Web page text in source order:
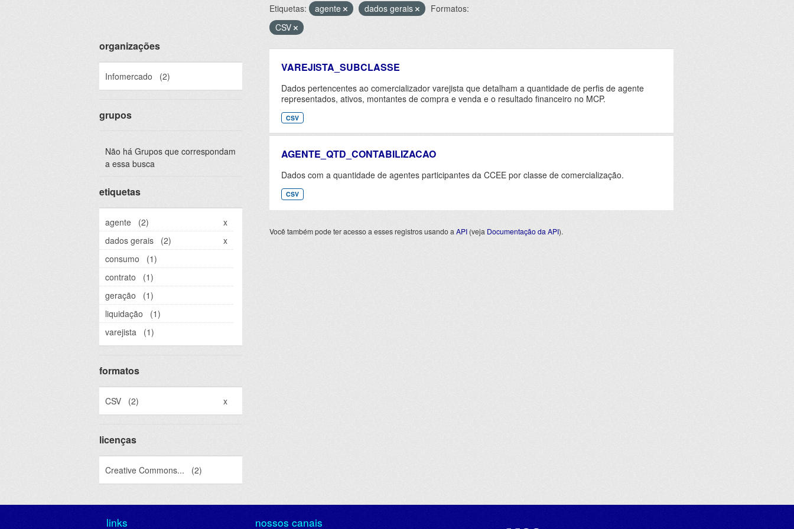
organizações
Infomercado (2)
grupos
Não há Grupos que correspondam
a essa busca
etiquetas
agente (2)
x
dados gerais
(2)
x
consumo
(1)
contrato
(1)
geração
(1)
liquidação
(1)
varejista
(1)
formatos
CSV (2) x
licenças
Creative Commons... (2)
Etiquetas: agente dados gerais
Formatos:
CSV
VAREJISTA_SUBCLASSE
Dados pertencentes ao comercializador varejista que detalham a quantidade de perfis de agente
representados, ativos, montantes de compra e venda e o resultado financeiro no MCP.
CSV
AGENTE_QTD_CONTABILIZACAO
Dados com a quantidade de agentes participantes da CCEE por classe de comercialização.
CSV
Você também pode ter acesso a esses registros usando a API (veja Documentação da API).
links nossos canais